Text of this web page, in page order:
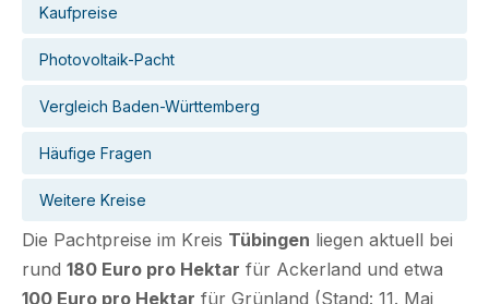
Kaufpreise
Photovoltaik-Pacht
Vergleich Baden-Württemberg
Häufige Fragen
Weitere Kreise
Die Pachtpreise im Kreis Tübingen liegen aktuell bei
rund 180 Euro pro Hektar für Ackerland und etwa
100 Euro pro Hektar für Grünland (Stand: 11. Mai